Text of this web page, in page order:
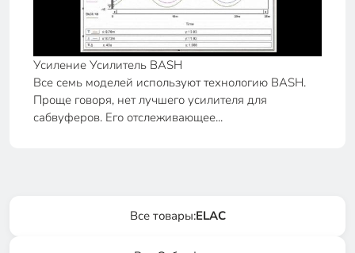
Усиление Усилитель BASH
Все семь моделей используют технологию BASH.
Проще говоря, нет лучшего усилителя для
сабвуферов. Его отслеживающее...
Все товары:ELAC